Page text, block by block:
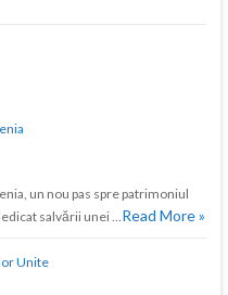
un nou pas spre patrimoniul
salvării unei …Read More »
Unite